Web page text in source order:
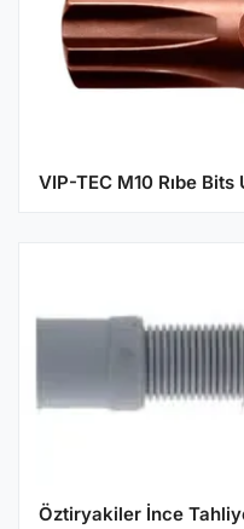
VIP-TEC M10 Rıbe